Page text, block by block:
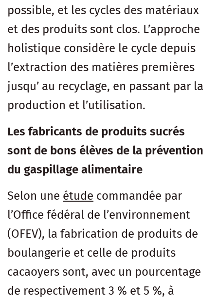
possible, et les cycles des matériaux
et des produits sont clos. L’approche
holistique considère le cycle depuis
l’extraction des matières premières
jusqu’ au recyclage, en passant par la
production et l’utilisation.
Les fabricants de produits sucrés
sont de bons élèves de la prévention
du gaspillage alimentaire
Selon une étude commandée par
l’Office fédéral de l’environnement
(OFEV), la fabrication de produits de
boulangerie et celle de produits
cacaoyers sont, avec un pourcentage
de respectivement 3 % et 5 %, à